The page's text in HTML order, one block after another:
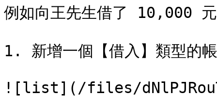
例如向王先生借了 10,000 元
1. 新增一個【借入】類型的
![list](/files/